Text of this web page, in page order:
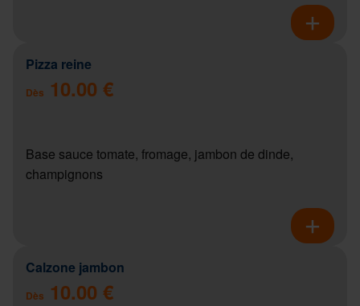
Pizza reine
Dès 10.00 €
Base sauce tomate, fromage, jambon de dinde,
champignons
Calzone jambon
Dès 10.00 €